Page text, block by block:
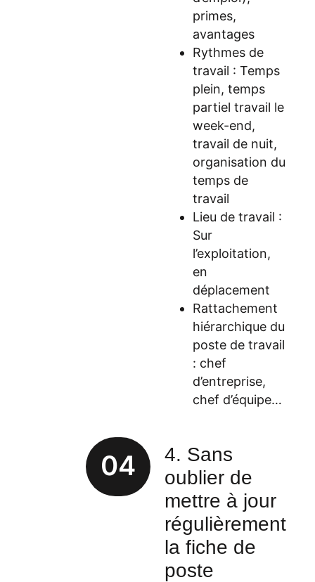
primes,
avantages
Rythmes de
travail : Temps
plein, temps
partiel travail le
week-end,
travail de nuit,
organisation du
temps de
travail
Lieu de travail :
Sur
l’exploitation,
en
déplacement
Rattachement
hiérarchique du
poste de travail
: chef
d’entreprise,
chef d’équipe…
04
4. Sans
oublier de
mettre à jour
régulièrement
la fiche de
poste